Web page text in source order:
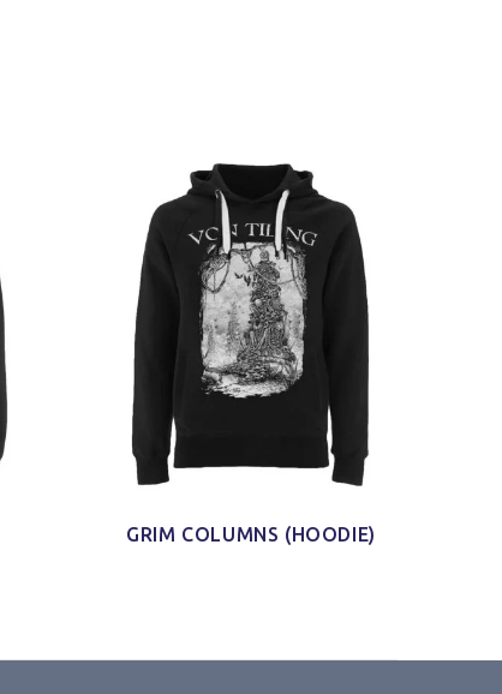
GRIM COLUMNS (HOODIE)